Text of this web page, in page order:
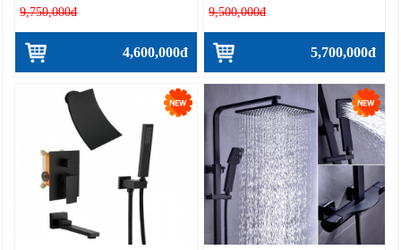
9,750,000đ
4,600,000đ
9,500,000đ
5,700,000đ